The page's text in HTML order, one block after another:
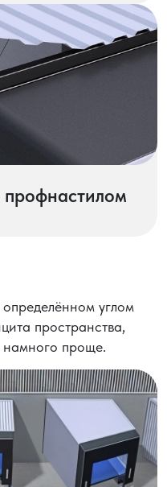
углом
пространства,
намного проще.